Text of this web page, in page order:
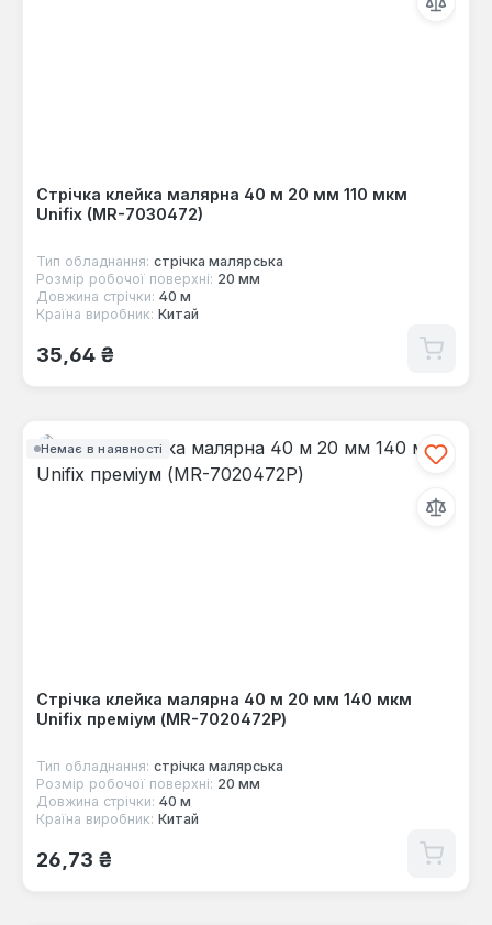
Стрічка клейка малярна 40 м 20 мм 110 мкм
Unifix (MR-7030472)
Тип обладнання: стрічка малярська
Розмір робочої поверхні: 20 мм
Довжина стрічки: 40 м
Країна виробник: Китай
Звичайна ціна:
35,64 ₴
Немає в наявності
Стрічка клейка малярна 40 м 20 мм 140 мкм
Unifix преміум (MR-7020472P)
Тип обладнання: стрічка малярська
Розмір робочої поверхні: 20 мм
Довжина стрічки: 40 м
Країна виробник: Китай
Звичайна ціна:
26,73 ₴